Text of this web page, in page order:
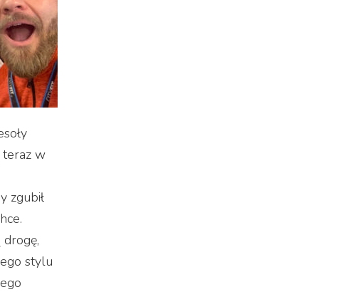
teraz w
zgubił
drogę,
stylu